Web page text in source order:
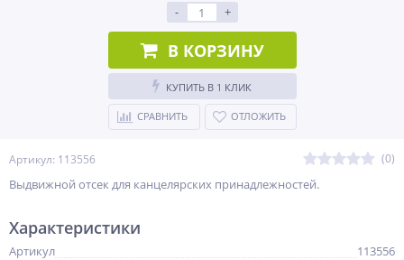
Артикул: 113556 (0)
Выдвижной отсек для канцелярских принадлежностей.
- +
В КОРЗИНУ
КУПИТЬ В 1 КЛИК
СРАВНИТЬ ОТЛОЖИТЬ
Характеристики
Артикул
113556